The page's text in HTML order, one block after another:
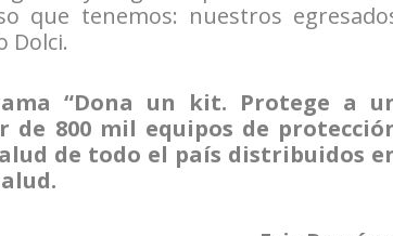
que tenemos: nuestros
Dolci.
“Dona un kit. Protege a
de 800 mil equipos de
de todo el país distribuidos